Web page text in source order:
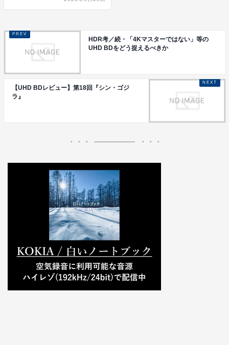
HDR考／続・「4Kマスターではない」等の
UHD BDをどう捉えるべきか
【UHD BDレビュー】第18回『シン・ゴジ
ラ』